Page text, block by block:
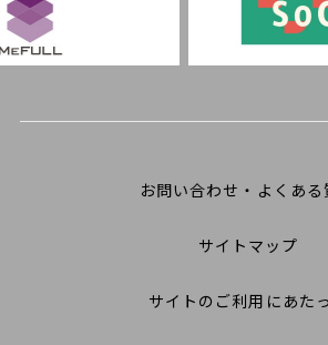
お問い合わせ・よくある
サイトマップ
サイトのご利用にあた